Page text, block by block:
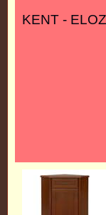
KENT -